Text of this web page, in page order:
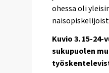
ohessa oli
Kuvio 3. 15-
sukupuolen